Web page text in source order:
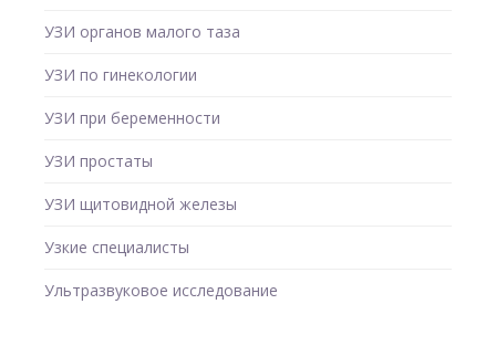
УЗИ органов малого таза
УЗИ по гинекологии
УЗИ при беременности
УЗИ простаты
УЗИ щитовидной железы
Узкие специалисты
Ультразвуковое исследование